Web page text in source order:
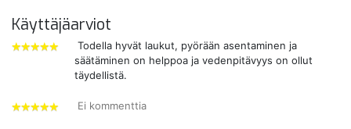
Käyttäjäarviot
tähdet
Todella hyvät laukut, pyörään asentaminen ja
säätäminen on helppoa ja vedenpitävyys on ollut
täydellistä.
Ei kommenttia